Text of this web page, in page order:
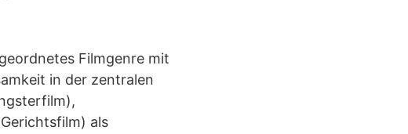
Filmgenre mit
in der zentralen
als